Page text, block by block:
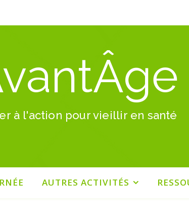
à l'action pour vieillir en santé
AUTRES ACTIVITÉS